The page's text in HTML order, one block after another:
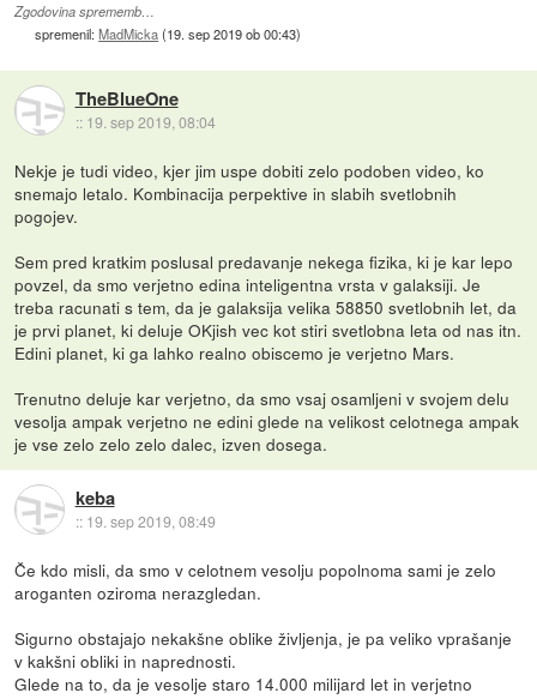
Zgodovina sprememb…
spremenil:MadMicka(19. sep 2019 ob 00:43)
TheBlueOne
:: 19. sep 2019, 08:04
Nekje je tudi video, kjer jim uspe dobiti zelo podoben video, ko
snemajo letalo. Kombinacija perpektive in slabih svetlobnih
pogojev.
Sem pred kratkim poslusal predavanje nekega fizika, ki je kar lepo
povzel, da smo verjetno edina inteligentna vrsta v galaksiji. Je
treba racunati s tem, da je galaksija velika 58850 svetlobnih let, da
je prvi planet, ki deluje OKjish vec kot stiri svetlobna leta od nas itn.
Edini planet, ki ga lahko realno obiscemo je verjetno Mars.
Trenutno deluje kar verjetno, da smo vsaj osamljeni v svojem delu
vesolja ampak verjetno ne edini glede na velikost celotnega ampak
je vse zelo zelo zelo dalec, izven dosega.
keba
:: 19. sep 2019, 08:49
Če kdo misli, da smo v celotnem vesolju popolnoma sami je zelo
aroganten oziroma nerazgledan.
Sigurno obstajajo nekakšne oblike življenja, je pa veliko vprašanje
v kakšni obliki in naprednosti.
Glede na to, da je vesolje staro 14.000 milijard let in verjetno